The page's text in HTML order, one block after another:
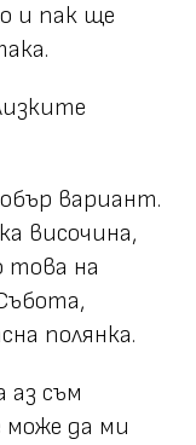
и пак ще
вариант.
височина,
това на
полянка.
аз съм
може да ми